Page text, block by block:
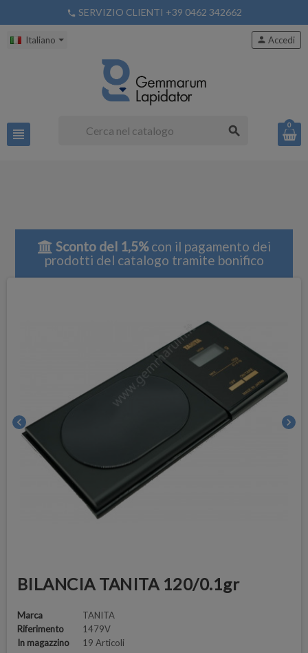
phone SERVIZIO CLIENTI +39 0462 342662
Italiano
view_headline search
person Accedi
0
Sconto del 1,5%con il pagamento dei
prodotti del catalogo tramite bonifico
chevron_left chevron_right
BILANCIA TANITA 120/0.1gr
Marca
TANITA
Riferimento
1479V
In magazzino
19 Articoli